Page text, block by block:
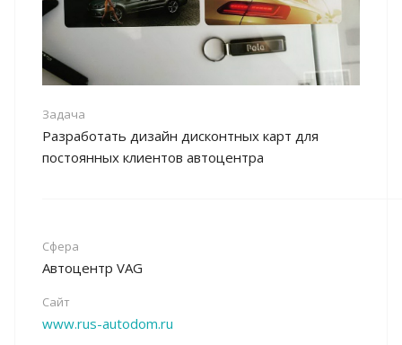
Задача
Разработать дизайн дисконтных карт для
постоянных клиентов автоцентра
Сфера
Автоцентр VAG
Сайт
www.rus-autodom.ru